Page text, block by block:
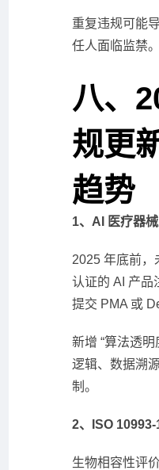
重复违规可能
任人面临监禁。
八、
规更
趋势
1、AI 医疗器械
2025 年底前，
认证的 AI 产品
提交 PMA 或
新增 “算法透
逻辑、数据溯
制。
2、ISO 10993-
生物相容性评